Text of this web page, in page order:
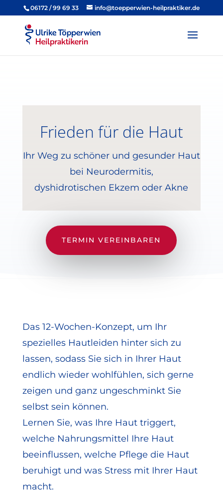
06172 / 99 69 33 info@toepperwien-heilpraktiker.de
Frieden für die Haut
Ihr Weg zu schöner und gesunder Haut
bei Neurodermitis,
dyshidrotischen Ekzem oder Akne
TERMIN VEREINBAREN
Das 12-Wochen-Konzept, um Ihr
spezielles Hautleiden hinter sich zu
lassen, sodass Sie sich in Ihrer Haut
endlich wieder wohlfühlen, sich gerne
zeigen und ganz ungeschminkt Sie
selbst sein können.
Lernen Sie, was Ihre Haut triggert,
welche Nahrungsmittel Ihre Haut
beeinflussen, welche Pflege die Haut
beruhigt und was Stress mit Ihrer Haut
macht.